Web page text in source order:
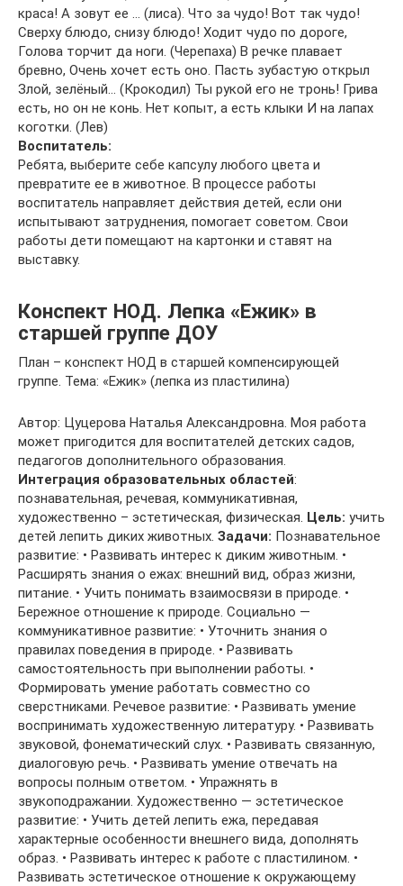
краса! А зовут ее … (лиса). Что за чудо! Вот так чудо!
Сверху блюдо, снизу блюдо! Ходит чудо по дороге,
Голова торчит да ноги. (Черепаха) В речке плавает
бревно, Очень хочет есть оно. Пасть зубастую открыл
Злой, зелёный… (Крокодил) Ты рукой его не тронь! Грива
есть, но он не конь. Нет копыт, а есть клыки И на лапах
коготки. (Лев)
Воспитатель:
Ребята, выберите себе капсулу любого цвета и
превратите ее в животное. В процессе работы
воспитатель направляет действия детей, если они
испытывают затруднения, помогает советом. Свои
работы дети помещают на картонки и ставят на
выставку.
Конспект НОД. Лепка «Ежик» в
старшей группе ДОУ
План – конспект НОД в старшей компенсирующей
группе. Тема: «Ежик» (лепка из пластилина)
Автор: Цуцерова Наталья Александровна. Моя работа
может пригодится для воспитателей детских садов,
педагогов дополнительного образования.
Интеграция образовательных областей:
познавательная, речевая, коммуникативная,
художественно – эстетическая, физическая. Цель: учить
детей лепить диких животных. Задачи: Познавательное
развитие: • Развивать интерес к диким животным. •
Расширять знания о ежах: внешний вид, образ жизни,
питание. • Учить понимать взаимосвязи в природе. •
Бережное отношение к природе. Социально —
коммуникативное развитие: • Уточнить знания о
правилах поведения в природе. • Развивать
самостоятельность при выполнении работы. •
Формировать умение работать совместно со
сверстниками. Речевое развитие: • Развивать умение
воспринимать художественную литературу. • Развивать
звуковой, фонематический слух. • Развивать связанную,
диалоговую речь. • Развивать умение отвечать на
вопросы полным ответом. • Упражнять в
звукоподражании. Художественно — эстетическое
развитие: • Учить детей лепить ежа, передавая
характерные особенности внешнего вида, дополнять
образ. • Развивать интерес к работе с пластилином. •
Развивать эстетическое отношение к окружающему